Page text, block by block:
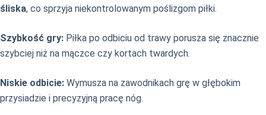
śliska, co sprzyja niekontrolowanym poślizgom piłki.
Szybkość gry: Piłka po odbiciu od trawy porusza się znacznie
szybciej niż na mączce czy kortach twardych.
Niskie odbicie: Wymusza na zawodnikach grę w głębokim
przysiadzie i precyzyjną pracę nóg.